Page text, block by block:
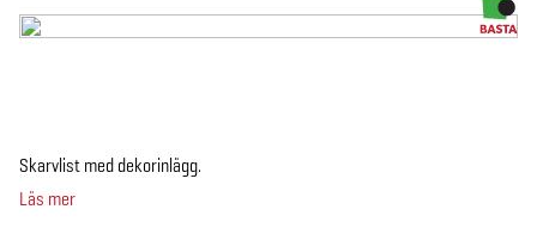
Skarvlist med dekorinlägg.
Läs mer